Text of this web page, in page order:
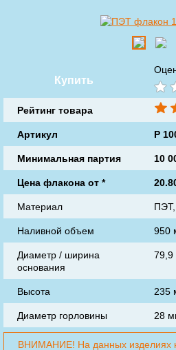
Купить
Рейтинг товара
Артикул P
Минимальная партия 10
Цена флакона от *
Материал
Наливной объем 950
Диаметр / ширина
основания
Высота 235
Диаметр горловины 28
ВНИМАНИЕ! На данных изделиях